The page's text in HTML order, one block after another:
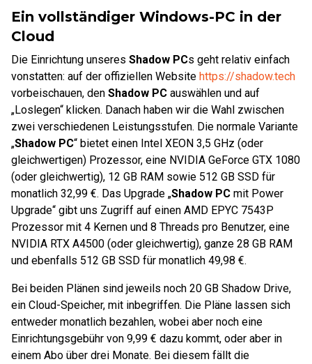
Ein vollständiger Windows-PC in der
Cloud
Die Einrichtung unseres Shadow PCs geht relativ einfach
vonstatten: auf der offiziellen Website https://shadow.tech
vorbeischauen, den Shadow PC auswählen und auf
„Loslegen“ klicken. Danach haben wir die Wahl zwischen
zwei verschiedenen Leistungsstufen. Die normale Variante
„Shadow PC“ bietet einen Intel XEON 3,5 GHz (oder
gleichwertigen) Prozessor, eine NVIDIA GeForce GTX 1080
(oder gleichwertig), 12 GB RAM sowie 512 GB SSD für
monatlich 32,99 €. Das Upgrade „Shadow PC mit Power
Upgrade“ gibt uns Zugriff auf einen AMD EPYC 7543P
Prozessor mit 4 Kernen und 8 Threads pro Benutzer, eine
NVIDIA RTX A4500 (oder gleichwertig), ganze 28 GB RAM
und ebenfalls 512 GB SSD für monatlich 49,98 €.
Bei beiden Plänen sind jeweils noch 20 GB Shadow Drive,
ein Cloud-Speicher, mit inbegriffen. Die Pläne lassen sich
entweder monatlich bezahlen, wobei aber noch eine
Einrichtungsgebühr von 9,99 € dazu kommt, oder aber in
einem Abo über drei Monate. Bei diesem fällt die